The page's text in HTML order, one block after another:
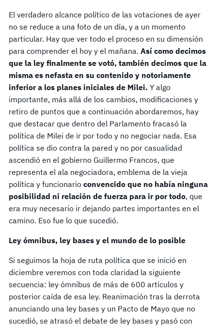
El verdadero alcance político de las votaciones de ayer
no se reduce a una foto de un día, y a un momento
particular. Hay que ver todo el proceso en su dimensión
para comprender el hoy y el mañana. Así como decimos
que la ley finalmente se votó, también decimos que la
misma es nefasta en su contenido y notoriamente
inferior a los planes iniciales de Milei. Y algo
importante, más allá de los cambios, modificaciones y
retiro de puntos que a continuación abordaremos, hay
que destacar que dentro del Parlamento fracasó la
política de Milei de ir por todo y no negociar nada. Esa
política se dio contra la pared y no por casualidad
ascendió en el gobierno Guillermo Francos, que
representa el ala negociadora, emblema de la vieja
política y funcionario convencido que no había ninguna
posibilidad ni relación de fuerza para ir por todo, que
era muy necesario ir dejando partes importantes en el
camino. Eso fue lo que sucedió.
Ley ómnibus, ley bases y el mundo de lo posible
Si seguimos la hoja de ruta política que se inició en
diciembre veremos con toda claridad la siguiente
secuencia: ley ómnibus de más de 600 artículos y
posterior caída de esa ley. Reanimación tras la derrota
anunciando una ley bases y un Pacto de Mayo que no
sucedió, se atrasó el debate de ley bases y pasó con